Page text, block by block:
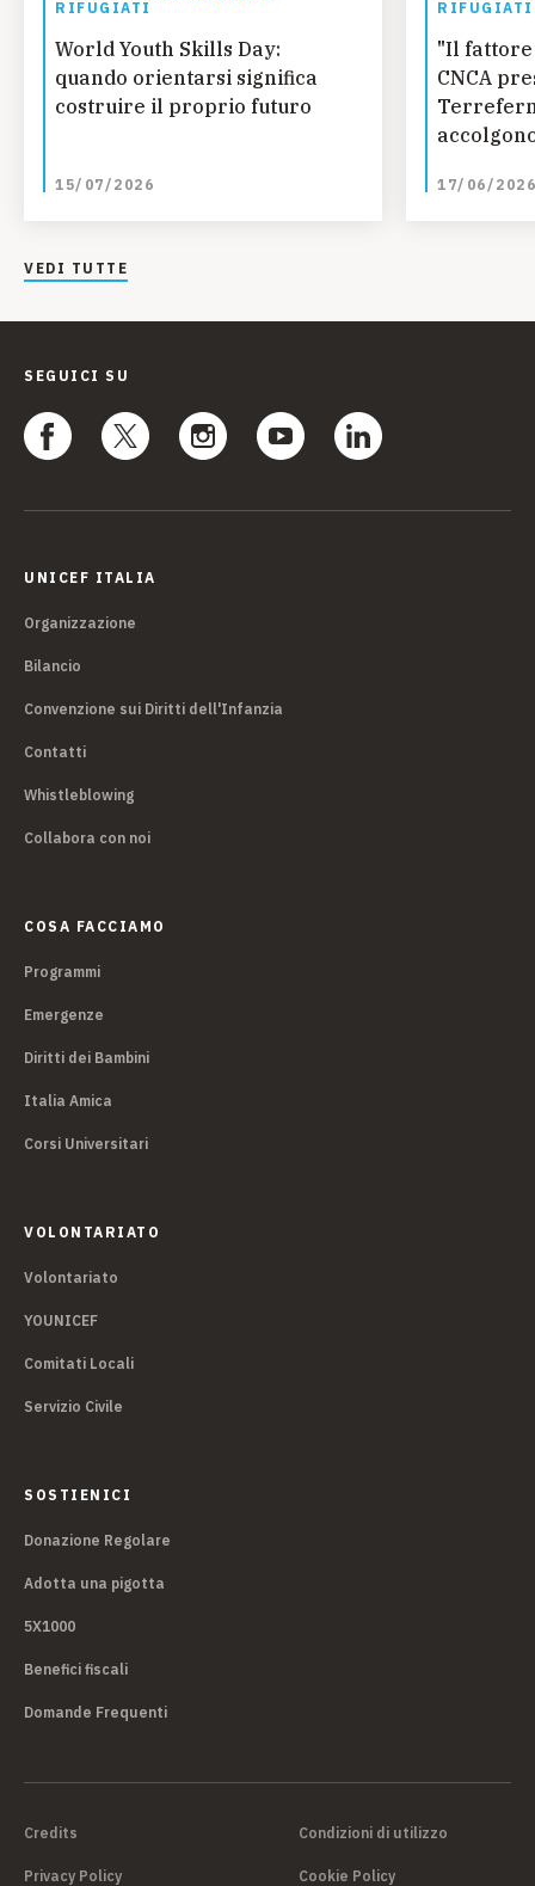
RIFUGIATI
World Youth Skills Day:
quando orientarsi significa
costruire il proprio futuro
15/07/2026
RIFUGIATI
"Il fattore
CNCA
17/06/2026
VEDI TUTTE
SEGUICI SU
UNICEF ITALIA
Organizzazione
Bilancio
Convenzione sui Diritti dell'Infanzia
Contatti
Whistleblowing
Collabora con noi
COSA FACCIAMO
Programmi
Emergenze
Diritti dei Bambini
Italia Amica
Corsi Universitari
VOLONTARIATO
Volontariato
YOUNICEF
Comitati Locali
Servizio Civile
SOSTIENICI
Donazione Regolare
Adotta una pigotta
5X1000
Benefici fiscali
Domande Frequenti
Credits Condizioni di utilizzo
Privacy Policy Cookie Policy